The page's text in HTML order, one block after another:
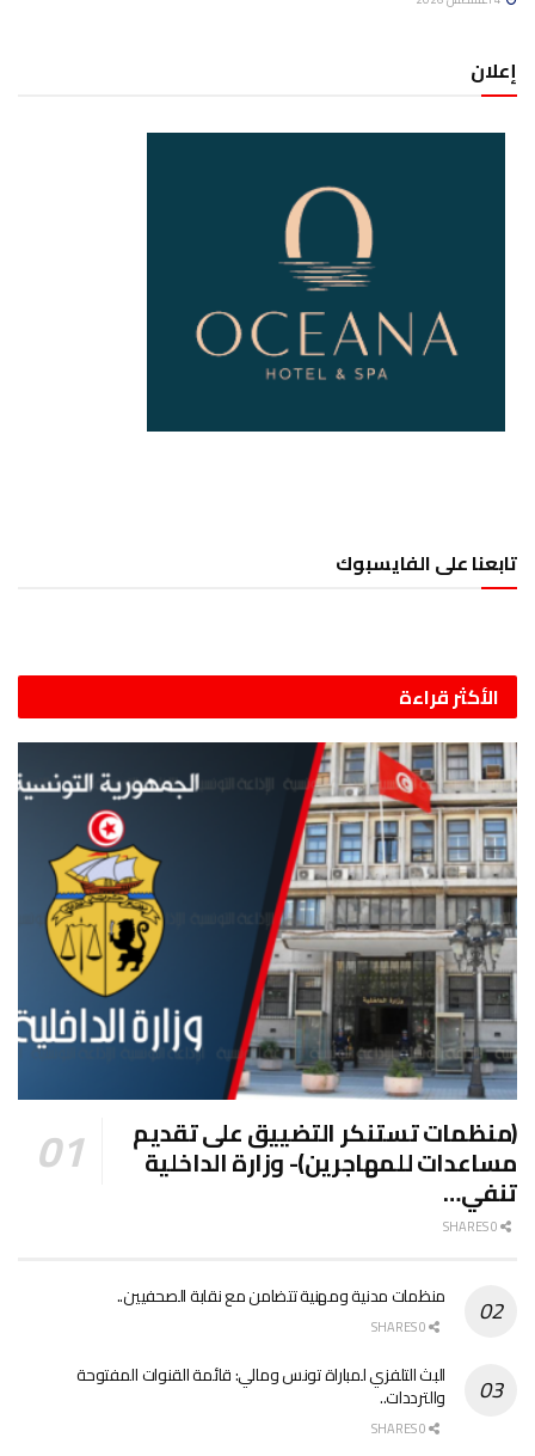
إعلان
تابعنا على الفايسبوك
الأكثر قراءة
(منظمات تستنكر التضييق على تقديم
مساعدات للمهاجرين)- وزارة الداخلية
تنفي…
منظمات مدنية ومهنية تتضامن مع نقابة الصحفيين..
البث التلفزي لمباراة تونس ومالي: قائمة القنوات المفتوحة
والترددات..